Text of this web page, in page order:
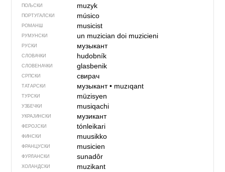
ПОЉСКИ muzyk
ПОРТУГАЛСКИ músico
РОМАНШ musicist
РУМУНСКИ un muziciandoi muzicieni
РУСКИ музыкант
СЛОВАЧКИ hudobník
СЛОВЕНАЧКИ glasbenik
СРПСКИ свирач
ТАТАРСКИ музыкант• muzıqant
ТУРСКИ müzisyen
УЗБЕЧКИ musiqachi
УКРАЈИНСКИ музикант
ФЕРОЈСКИ tónleikari
ФИНСКИ muusikko
ФРАНЦУСКИ musicien
ФУРЛАНСКИ sunadôr
ХОЛАНДСКИ muzikant